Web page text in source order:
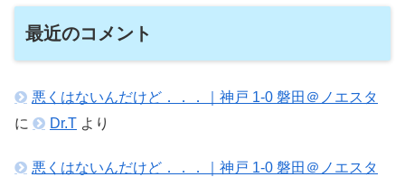
最近のコメント
悪くはないんだけど．．．｜神戸 1-0 磐田＠ノエスタ
に
Dr.T より
悪くはないんだけど．．．｜神戸 1-0 磐田＠ノエスタ